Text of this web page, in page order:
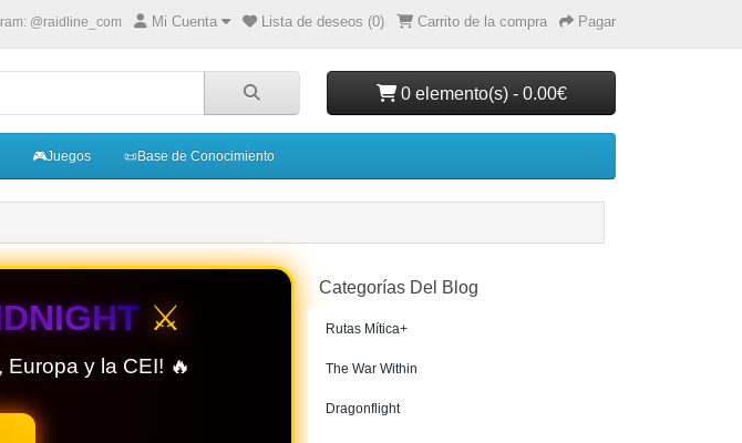
@raidline_com Mi Cuenta Lista de deseos (0) Carrito de la compra Pagar
0 elemento(s) - 0.00€
🎮Juegos 📜Base de Conocimiento
⚔️
y la CEI! 🔥
Categorías Del Blog
Rutas Mítica+
The War Within
Dragonflight